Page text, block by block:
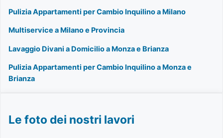
Pulizia Appartamenti per Cambio Inquilino a Milano
Multiservice a Milano e Provincia
Lavaggio Divani a Domicilio a Monza e Brianza
Pulizia Appartamenti per Cambio Inquilino a Monza e
Brianza
Le foto dei nostri lavori